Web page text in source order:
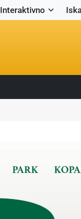
Interaktivno